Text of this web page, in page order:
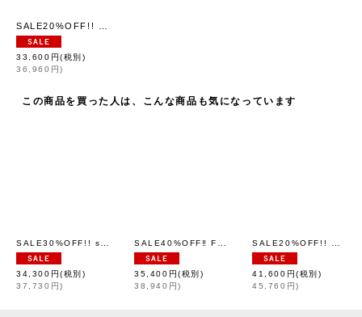
33,600 円(税別)
36,960 円)
この商品を買った人は、こんな商品も気になっています
[leur logette]
34,300 円(税別)
37,730 円)
35,400 円(税別)
38,940 円)
41,600 円(税別)
45,760 円)